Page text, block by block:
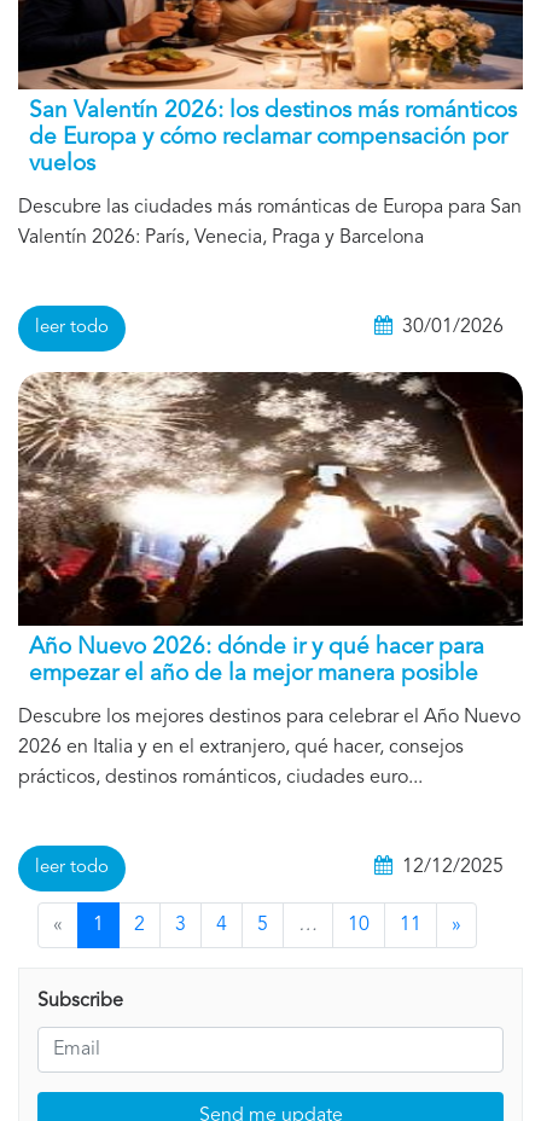
San Valentín 2026: los destinos más románticos
de Europa y cómo reclamar compensación por
vuelos
Descubre las ciudades más románticas de Europa para San
Valentín 2026: París, Venecia, Praga y Barcelona
leer todo 30/01/2026
Año Nuevo 2026: dónde ir y qué hacer para
empezar el año de la mejor manera posible
Descubre los mejores destinos para celebrar el Año Nuevo
2026 en Italia y en el extranjero, qué hacer, consejos
prácticos, destinos románticos, ciudades euro...
leer todo 12/12/2025
« 1 2 3 4 5 … 10 11 »
Subscribe
Send me update